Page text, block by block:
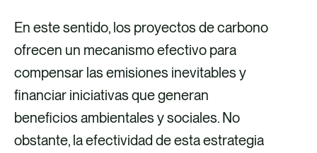
L
i
n
k
e
d
F
a
c
e
b
o
X
c
o
r
r
e
o
En este sentido, los proyectos de carbono
ofrecen un mecanismo efectivo para
compensar las emisiones inevitables y
financiar iniciativas que generan
beneficios ambientales y sociales. No
obstante, la efectividad de esta estrategia